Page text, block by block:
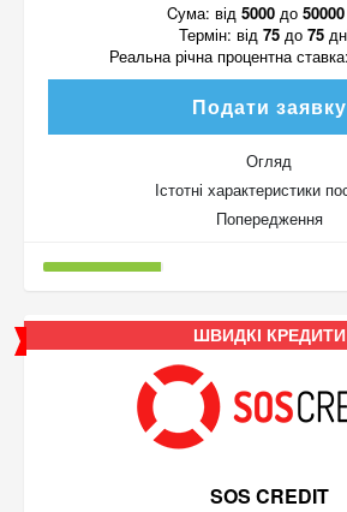
Cума: від 5000до 50000
Термін: від 75 до 75
Реальна річна процентна ставка:
Подати заявку
Огляд
Істотні характеристики
Попередження
ШВИДКІ КРЕДИТИ
SOS CREDIT